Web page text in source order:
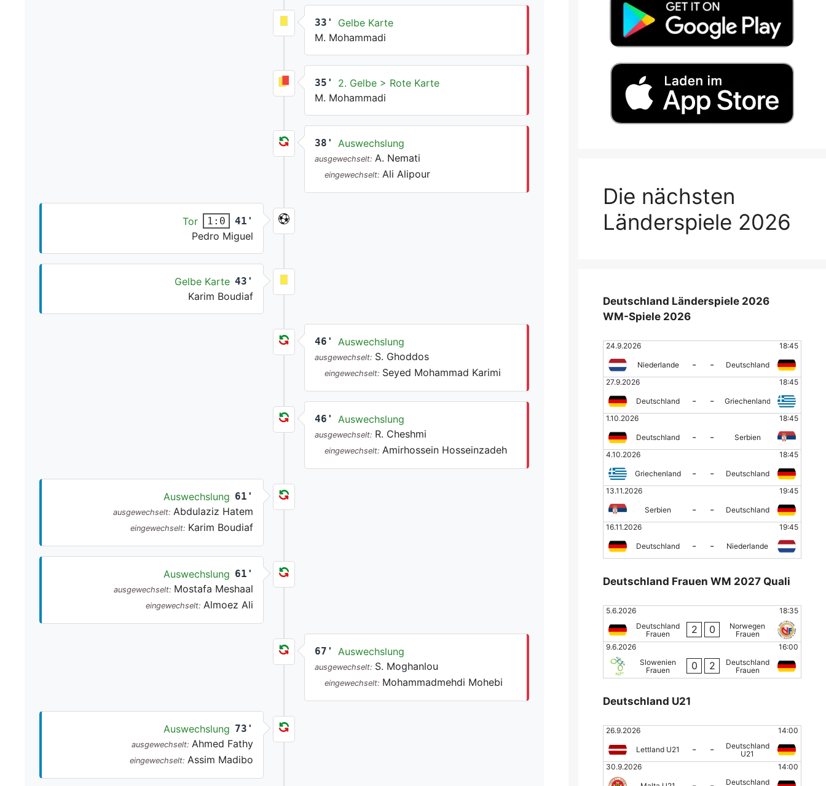
33'
Gelbe Karte
M. Mohammadi
35'
2. Gelbe > Rote Karte
M. Mohammadi
38' Auswechslung
ausgewechselt: A. Nemati
eingewechselt: Ali Alipour
Tor 1:0 41'
Pedro Miguel
Gelbe Karte 43'
Karim Boudiaf
46' Auswechslung
ausgewechselt: S. Ghoddos
eingewechselt: Seyed Mohammad Karimi
46' Auswechslung
ausgewechselt: R. Cheshmi
eingewechselt: Amirhossein Hosseinzadeh
Auswechslung 61'
ausgewechselt: Abdulaziz Hatem
eingewechselt: Karim Boudiaf
Auswechslung 61'
ausgewechselt: Mostafa Meshaal
eingewechselt: Almoez Ali
67' Auswechslung
ausgewechselt: S. Moghanlou
eingewechselt: Mohammadmehdi Mohebi
Auswechslung 73'
ausgewechselt: Ahmed Fathy
eingewechselt: Assim Madibo
Die nächsten
Länderspiele 2026
Deutschland Länderspiele 2026
WM-Spiele 2026
24.9.2026 18:45
Niederlande - -
Deutschland
27.9.2026
18:45
Deutschland - -
Griechenland
1.10.2026
18:45
Deutschland - -
Serbien
4.10.2026
18:45
Griechenland - -
Deutschland
13.11.2026
19:45
Serbien - -
Deutschland
16.11.2026
19:45
Deutschland - - Niederlande
Deutschland Frauen WM 2027 Quali
5.6.2026
18:35
Deutschland
Frauen
2 0
Norwegen
Frauen
9.6.2026
16:00
Slowenien
Frauen
0 2
Deutschland
Frauen
Deutschland U21
26.9.2026 14:00
Lettland U21 - -
Deutschland
U21
30.9.2026
14:00
Deutschland